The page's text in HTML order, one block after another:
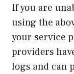
If you are
using the
your service
providers
logs and can